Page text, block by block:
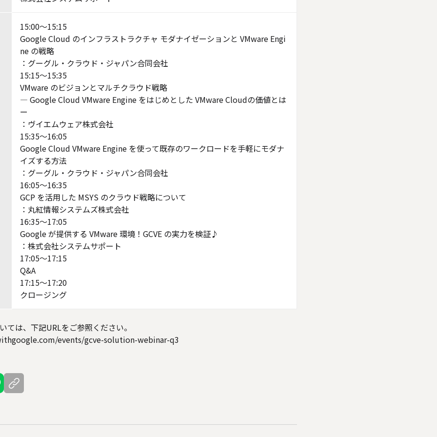
15:00～15:15
Google Cloud のインフラストラクチャ モダナイゼーションと VMware Engi
ne の戦略
：グーグル・クラウド・ジャパン合同会社
15:15～15:35
VMware のビジョンとマルチクラウド戦略
― Google Cloud VMware Engine をはじめとした VMware Cloudの価値とは
ー
：ヴイエムウェア株式会社
15:35～16:05
Google Cloud VMware Engine を使って既存のワークロードを手軽にモダナ
イズする方法
：グーグル・クラウド・ジャパン合同会社
16:05～16:35
GCP を活用した MSYS のクラウド戦略について
：丸紅情報システムズ株式会社
16:35～17:05
Google が提供する VMware 環境！GCVE の実力を検証♪
：株式会社システムサポート
17:05～17:15
Q&A
17:15～17:20
クロージング
は、下記URLをご参照ください。
events/gcve-solution-webinar-q3